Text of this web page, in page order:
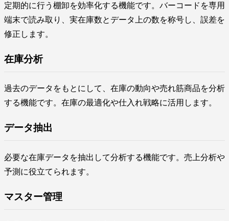
定期的に行う棚卸を効率化する機能です。バーコードを専用
端末で読み取り、実在庫数とデータ上の数を称号し、誤差を
修正します。
在庫分析
過去のデータをもとにして、在庫の動向や売れ筋商品を分析
する機能です。在庫の最適化や仕入れ戦略に活用します。
データ抽出
必要な在庫データを抽出して分析する機能です。売上分析や
予測に役立てられます。
マスター管理